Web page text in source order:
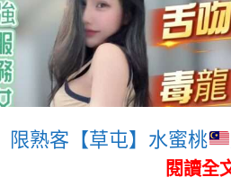
限熟客【草屯】水蜜桃
閱讀全